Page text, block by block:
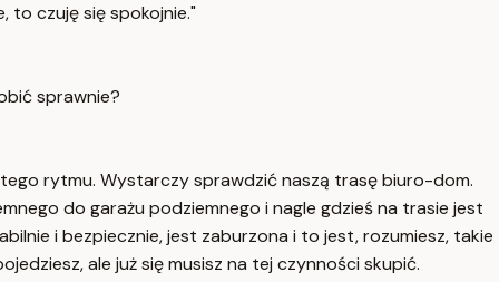
to czuję się spokojnie."
sprawnie?
rytmu. Wystarczy sprawdzić naszą trasę biuro-dom.
do garażu podziemnego i nagle gdzieś na trasie jest
i bezpiecznie, jest zaburzona i to jest, rozumiesz, takie
ale już się musisz na tej czynności skupić.